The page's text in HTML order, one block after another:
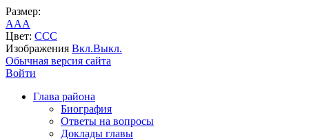
Размер:
AAA
Цвет: CCC
Изображения Вкл.Выкл.
Обычная версия сайта
Войти
Глава района
Биография
Ответы на вопросы
Доклады главы